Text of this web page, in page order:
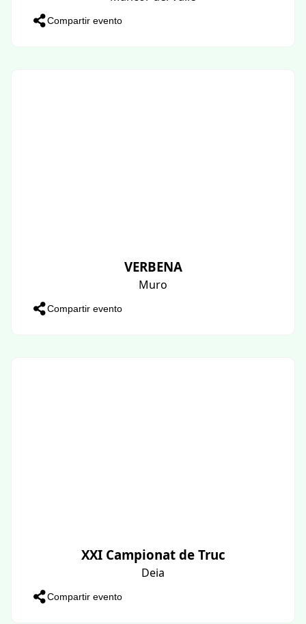
Compartir evento
VERBENA
Muro
Compartir evento
XXI Campionat de Truc
Deia
Compartir evento